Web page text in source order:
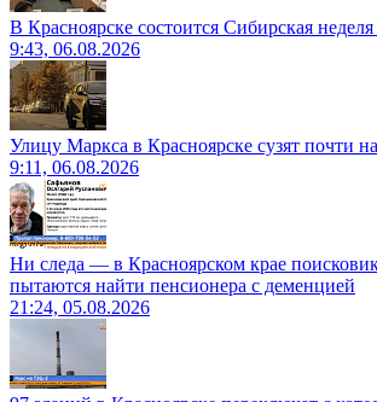
В Красноярске состоится Сибирская неделя
9:43, 06.08.2026
Улицу Маркса в Красноярске сузят почти
9:11, 06.08.2026
Ни следа — в Красноярском крае
пытаются найти пенсионера с деменцией
21:24, 05.08.2026